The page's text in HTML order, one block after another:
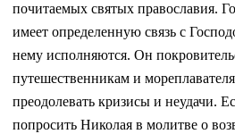
почитаемых святых православия.
имеет определенную связь с
нему исполняются. Он
путешественникам и
преодолевать кризисы и неудачи.
попросить Николая в молитве о